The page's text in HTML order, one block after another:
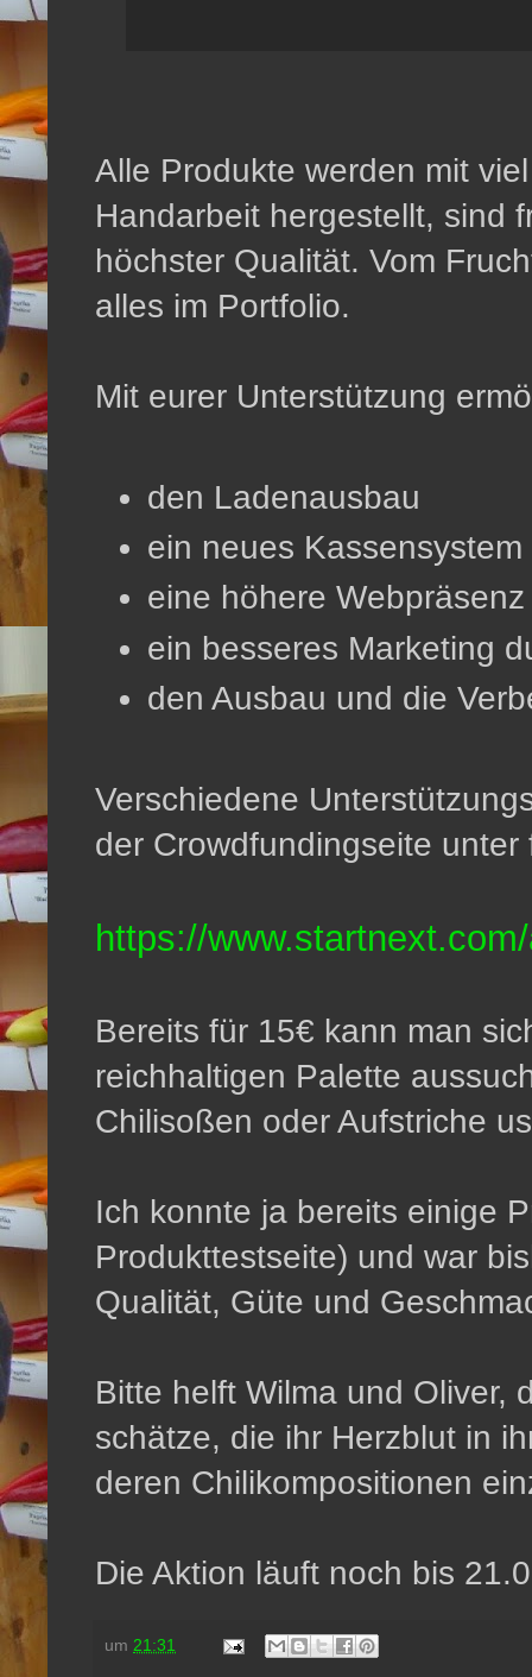
Alle Produkte werden mit
Handarbeit hergestellt, sind
höchster Qualität. Vom
alles im Portfolio.
Mit eurer Unterstützung
den Ladenausbau
ein neues Kassensystem
eine höhere Webpräsenz
ein besseres Marketing
den Ausbau und die
Verschiedene
der Crowdfundingseite
https://
Bereits für 15€ kann man
reichhaltigen Palette
Chilisoßen oder Aufstriche
Ich konnte ja bereits einige
Produkttestseite) und war
Qualität, Güte und
Bitte helft Wilma und Oliver,
schätze, die ihr Herzblut in
deren Chilikompositionen
Die Aktion läuft noch bis
um 21:31